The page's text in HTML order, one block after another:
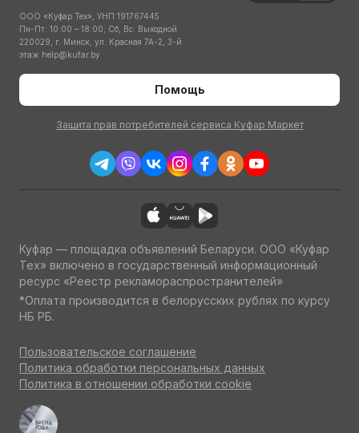
ООО «Куфар Тех», УНП 191767445
Пн-Пт: 10:00 – 18:00; Сб, Вс: Выходной
220029, г. Минск, ул. Красная 7А-2, 3-й
этаж help@kufar.by
Помощь
Защита прав потребителей сервиса Куфар Маркет
Куфар — площадка объявлений Беларуси. ООО «Куфар
Тех» включено в государственный информационный
ресурс «Реестр рекламораспространителей»
*Оплата производится в белорусских рублях по курсу
НБ РБ.
Пользовательское соглашение
Политика обработки персональных данных
Политика в отношении обработки cookie